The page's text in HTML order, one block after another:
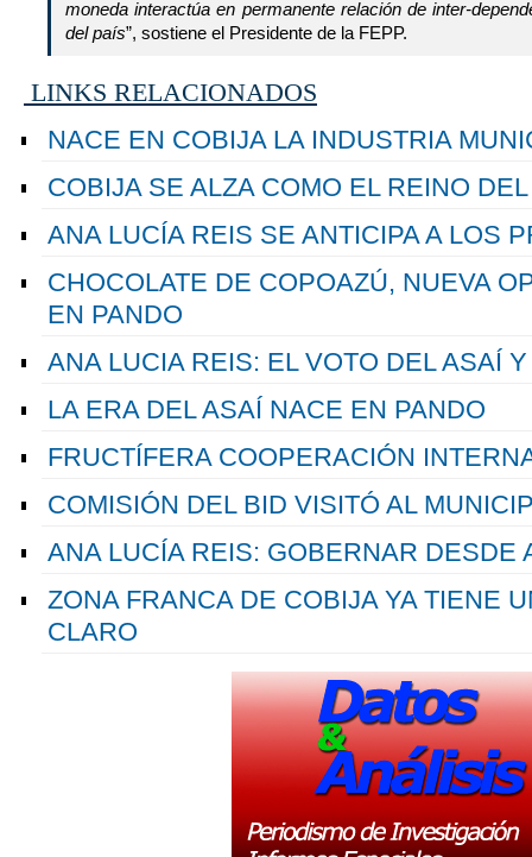
moneda interactúa en permanente relación de inter-
del país”, sostiene el Presidente de la FEPP.
LINKS RELACIONADOS
NACE EN COBIJA LA INDUSTRIA
COBIJA SE ALZA COMO EL REINO
ANA LUCÍA REIS SE ANTICIPA A LOS
CHOCOLATE DE COPOAZÚ, NUEVA
EN PANDO
ANA LUCIA REIS: EL VOTO DEL ASAÍ
LA ERA DEL ASAÍ NACE EN PANDO
FRUCTÍFERA COOPERACIÓN
COMISIÓN DEL BID VISITÓ AL
ANA LUCÍA REIS: GOBERNAR DESDE
ZONA FRANCA DE COBIJA YA TIENE
CLARO